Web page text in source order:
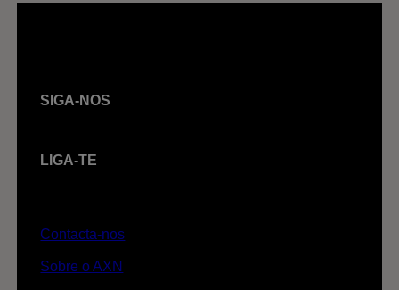
SIGA-NOS
LIGA-TE
Contacta-nos
Sobre o AXN